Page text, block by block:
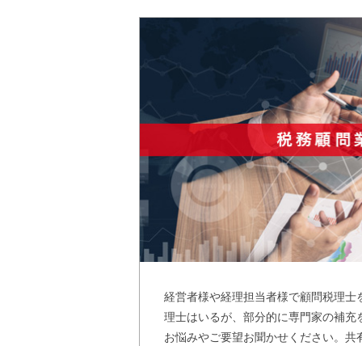
経営者様や経理担当者様で顧問税理士
理士はいるが、部分的に専門家の補充
お悩みやご要望お聞かせください。